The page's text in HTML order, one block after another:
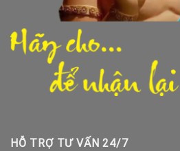
HỖ TRỢ TƯ VẤN 24/7